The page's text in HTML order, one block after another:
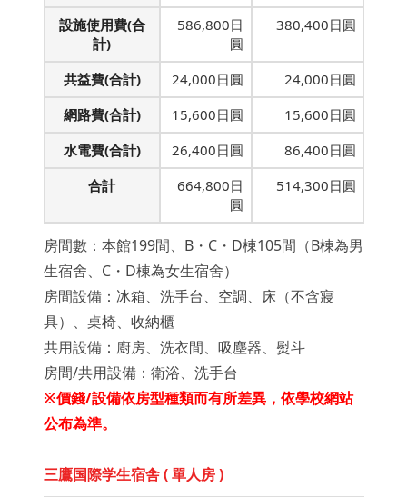
設施使用費(合
計)
586,800日
圓
380,400日圓
共益費(合計) 24,000日圓
24,000日圓
網路費(合計)
15,600日圓
15,600日圓
水電費(合計)
26,400日圓
86,400日圓
合計
664,800日
圓
514,300日圓
房間數：本館199間、B・C・D棟105間（B棟為男
生宿舍、C・D棟為女生宿舍）
房間設備：冰箱、洗手台、空調、床（不含寢
具）、桌椅、收納櫃
共用設備：廚房、洗衣間、吸塵器、熨斗
房間/共用設備：衛浴、洗手台
※價錢/設備依房型種類而有所差異，依學校網站
公布為準。
三鷹国際学生宿舎 ( 單人房 )